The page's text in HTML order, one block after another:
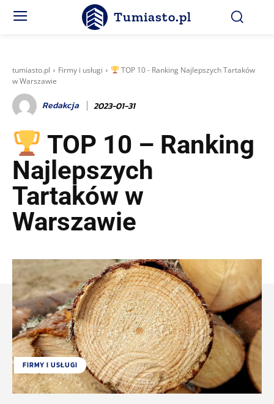
Tumiasto.pl
tumiasto.pl Firmy i usługi
TOP 10 - Ranking Najlepszych Tartaków
w Warszawie
Redakcja 2023-01-31
TOP 10 – Ranking
Najlepszych
Tartaków w
Warszawie
FIRMY I USŁUGI